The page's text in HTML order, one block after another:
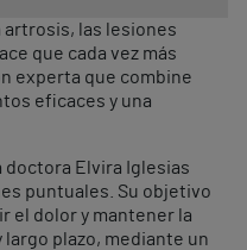
artrosis, las lesiones
que cada vez más
experta que combine
eficaces y una
doctora Elvira Iglesias
puntuales. Su objetivo
el dolor y mantener la
plazo, mediante un